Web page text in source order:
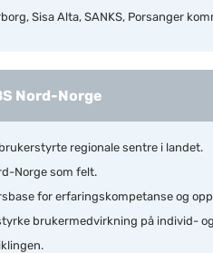
Sisa Alta, SANKS, Porsanger
Nord-Norge
regionale sentre i landet.
Norge som felt.
for erfaringskompetanse og
brukermedvirkning på individ-